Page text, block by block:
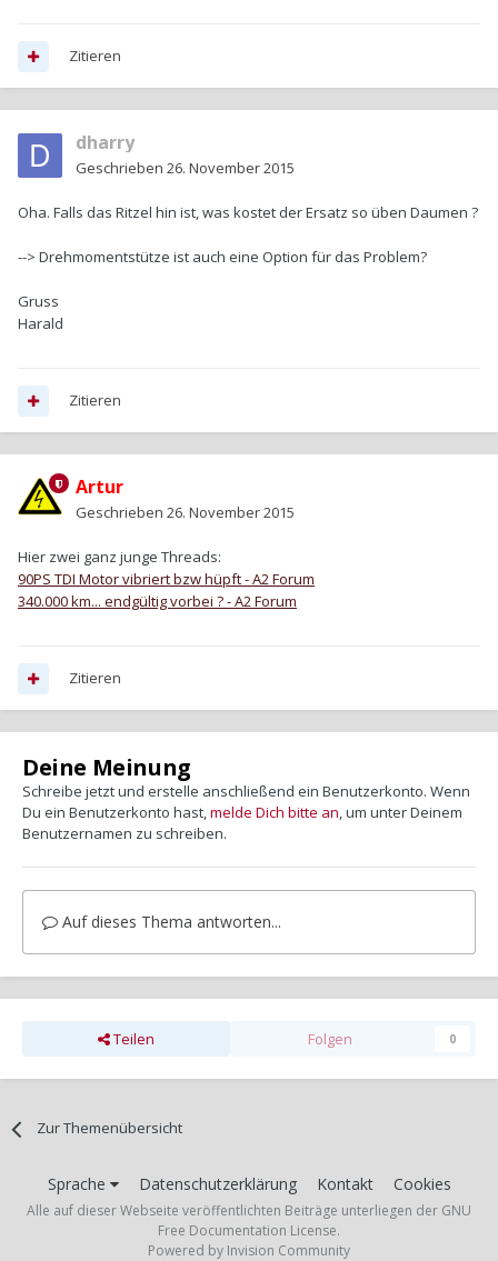
Zitieren
dharry
Geschrieben 26. November 2015
Oha. Falls das Ritzel hin ist, was kostet der Ersatz so üben Daumen ?
--> Drehmomentstütze ist auch eine Option für das Problem?
Gruss
Harald
Zitieren
Artur
Geschrieben 26. November 2015
Hier zwei ganz junge Threads:
90PS TDI Motor vibriert bzw hüpft - A2 Forum
340.000 km... endgültig vorbei ? - A2 Forum
Zitieren
Deine Meinung
Schreibe jetzt und erstelle anschließend ein Benutzerkonto. Wenn
Du ein Benutzerkonto hast,melde Dich bitte an, um unter Deinem
Benutzernamen zu schreiben.
Auf dieses Thema antworten...
Teilen Folgen 0
Zur Themenübersicht
Sprache Datenschutzerklärung Kontakt Cookies
Alle auf dieser Webseite veröffentlichten Beiträge unterliegen der GNU
Free Documentation License.
Powered by Invision Community